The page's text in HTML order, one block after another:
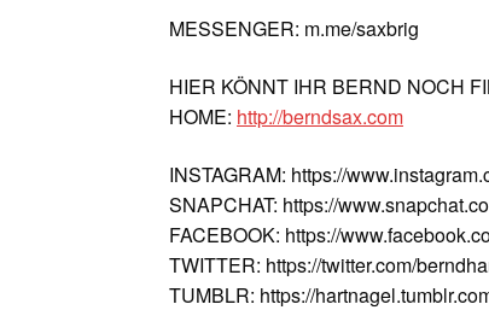
MESSENGER: m.me/saxbrig
HIER KÖNNT IHR BERND NOCH
HOME: http://berndsax.com
INSTAGRAM: https://
SNAPCHAT: https://
FACEBOOK: https://
TWITTER: https://twitter.com/
TUMBLR: https://